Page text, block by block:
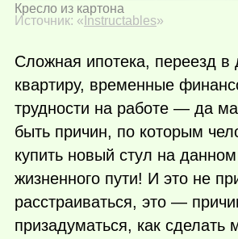
Кресло из картона
Источник: « Instructables»
Сложная ипотека, переезд в
квартиру, временные
трудности на работе — да
быть причин, по которым
купить новый стул на данном
жизненного пути! И это не
расстраиваться, это —
призадуматься, как сделать